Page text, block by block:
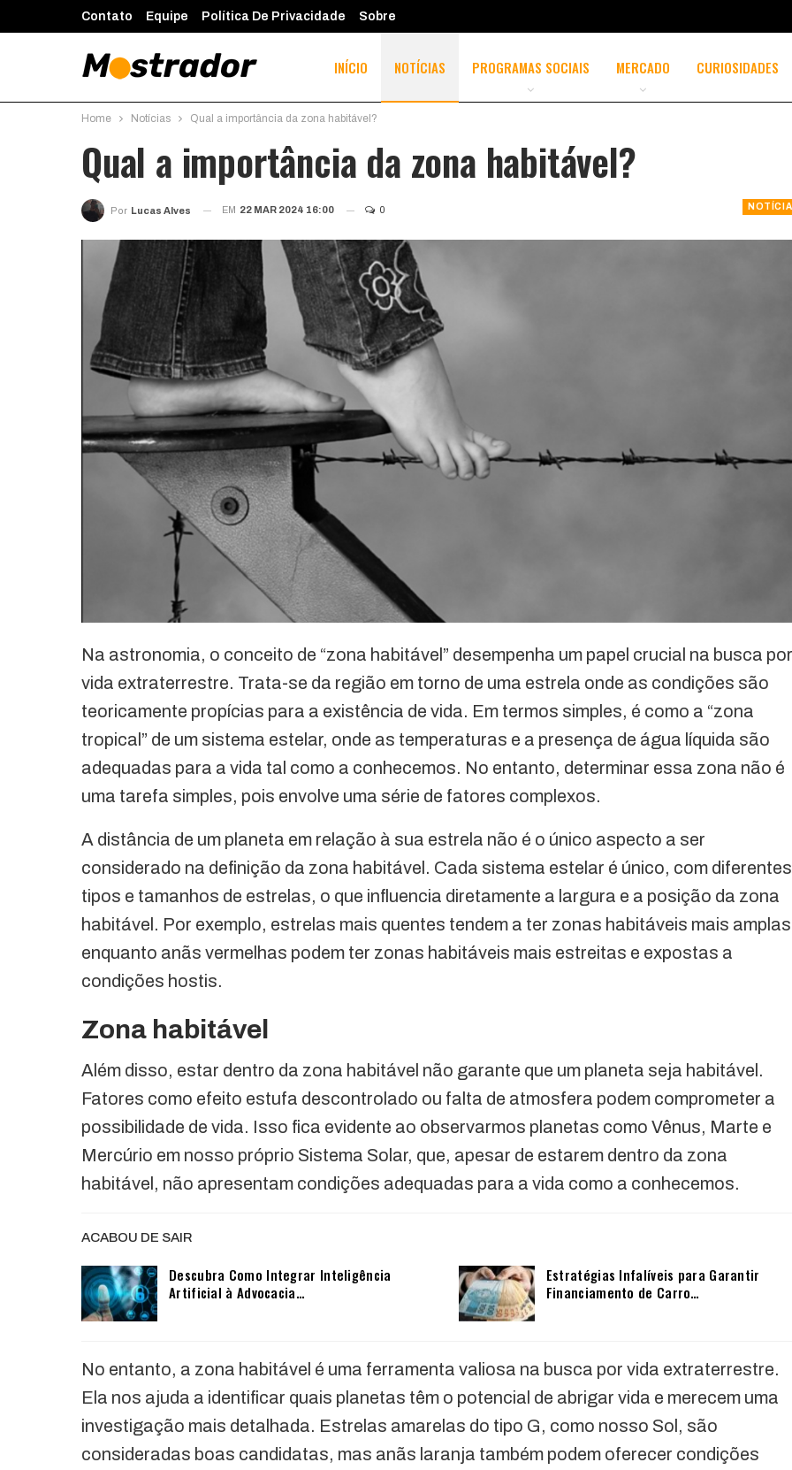
Contato Equipe Política De Privacidade Sobre
INÍCIO NOTÍCIAS PROGRAMAS SOCIAIS MERCADO CURIOSIDADES
Home Notícias Qual a importância da zona habitável?
Qual a importância da zona habitável?
Por Lucas Alves EM 22 MAR 2024 16:00 0
Na astronomia, o conceito de “zona habitável” desempenha um papel crucial na busca por
vida extraterrestre. Trata-se da região em torno de uma estrela onde as condições são
teoricamente propícias para a existência de vida. Em termos simples, é como a “zona
tropical” de um sistema estelar, onde as temperaturas e a presença de água líquida são
adequadas para a vida tal como a conhecemos. No entanto, determinar essa zona não é
uma tarefa simples, pois envolve uma série de fatores complexos.
A distância de um planeta em relação à sua estrela não é o único aspecto a ser
considerado na definição da zona habitável. Cada sistema estelar é único, com diferentes
tipos e tamanhos de estrelas, o que influencia diretamente a largura e a posição da zona
habitável. Por exemplo, estrelas mais quentes tendem a ter zonas habitáveis mais
enquanto anãs vermelhas podem ter zonas habitáveis mais estreitas e expostas a
condições hostis.
Zona habitável
Além disso, estar dentro da zona habitável não garante que um planeta seja habitável.
Fatores como efeito estufa descontrolado ou falta de atmosfera podem comprometer a
possibilidade de vida. Isso fica evidente ao observarmos planetas como Vênus, Marte e
Mercúrio em nosso próprio Sistema Solar, que, apesar de estarem dentro da zona
habitável, não apresentam condições adequadas para a vida como a conhecemos.
ACABOU DE SAIR
Descubra Como Integrar Inteligência
Artificial à Advocacia…
Estratégias Infalíveis para Garantir
Financiamento de Carro…
No entanto, a zona habitável é uma ferramenta valiosa na busca por vida extraterrestre.
Ela nos ajuda a identificar quais planetas têm o potencial de abrigar vida e merecem uma
investigação mais detalhada. Estrelas amarelas do tipo G, como nosso Sol, são
consideradas boas candidatas, mas anãs laranja também podem oferecer condições